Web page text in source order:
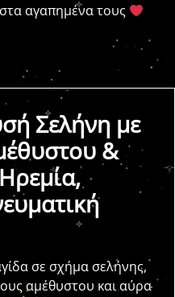
αγαπημένα τους
Σελήνη με
&
σε σχήμα σελήνης,
αμέθυστου και αύρα